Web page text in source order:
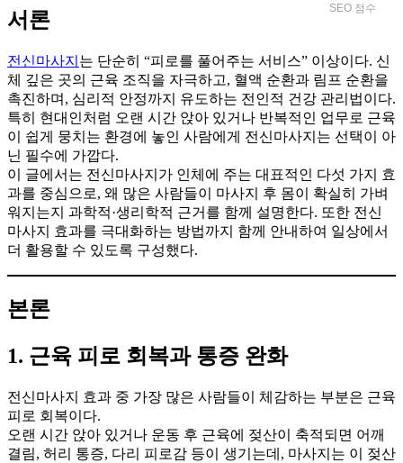
SEO 점수
서론
전신마사지 는 단순히 “피로를 풀어주는 서비스” 이상이다. 신
체 깊은 곳의 근육 조직을 자극하고, 혈액 순환과 림프 순환을
촉진하며, 심리적 안정까지 유도하는 전인적 건강 관리법이다.
특히 현대인처럼 오랜 시간 앉아 있거나 반복적인 업무로 근육
이 쉽게 뭉치는 환경에 놓인 사람에게 전신마사지는 선택이 아
닌 필수에 가깝다.
이 글에서는 전신마사지가 인체에 주는 대표적인 다섯 가지 효
과를 중심으로, 왜 많은 사람들이 마사지 후 몸이 확실히 가벼
워지는지 과학적·생리학적 근거를 함께 설명한다. 또한 전신
마사지 효과를 극대화하는 방법까지 함께 안내하여 일상에서
더 활용할 수 있도록 구성했다.
본론
1. 근육 피로 회복과 통증 완화
전신마사지 효과 중 가장 많은 사람들이 체감하는 부분은 근육
피로 회복이다.
오랜 시간 앉아 있거나 운동 후 근육에 젖산이 축적되면 어깨
결림, 허리 통증, 다리 피로감 등이 생기는데, 마사지는 이 젖산